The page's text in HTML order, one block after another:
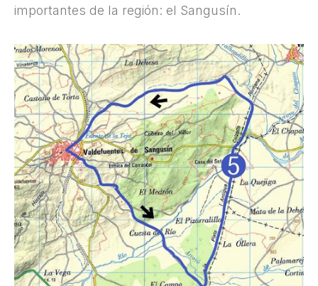
importantes de la región: el Sangusín.